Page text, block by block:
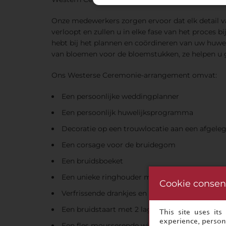
Onze medewerkers zorgen ervoor dat elk detail
verloopt en zullen u in elke fase van het proces
hebt bij het plannen en coördineren van uw
van bloemen voor de bloemstukken, ze helpen u
Ons Westerse Ceremonie-arrangement omvat:
Een persoonlijke weddingplanner
Een persoonlijk huwelijksprogramma
Decoratie op een trouwlocatie aan een
Een corsage voor de bruidegom
Een bruidsboeket
Een unieke ringhouder met bloemen
Verfrissende drankjes en handdoeken
Een bruidstaart met 2 lagen (4 pond)
Cookie
This site uses its
experience,